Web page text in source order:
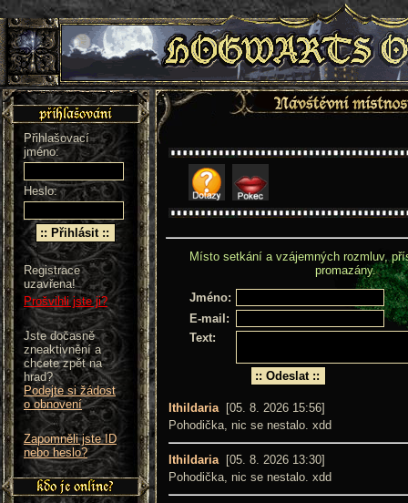
Přihlašovací
jméno:
Heslo:
Registrace
uzavřena!
Prošvihli jste ji?
Jste dočasně
zneaktivnění a
chcete zpět na
hrad?
Podejte si žádost
o obnovení
Zapomněli jste ID
nebo heslo?
Místo setkání a vzájemných rozmluv,
promazány.
Jméno:
E-mail:
Text:
Ithildaria[05. 8. 2026 15:56]
Pohodička, nic se nestalo. xdd
Ithildaria[05. 8. 2026 13:30]
Pohodička, nic se nestalo. xdd